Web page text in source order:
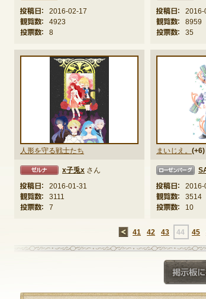
投稿日：
2016-02-17
観覧数：
4923
投票数：
8
投稿
2016-
観覧数
8959
投票数
35
人形を守る戦士たち
x子兎x さん
投稿日：
2016-01-31
観覧数：
3111
投票数：
7
まいじえ。 (+6)
投稿
2016-
観覧数
3514
投票数
10
←
41 42 43 44 45